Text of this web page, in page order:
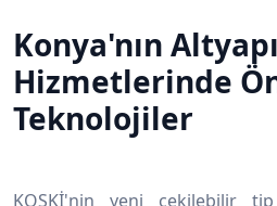
Konya'nın Altyapı
Hizmetlerinde
Teknolojiler
KOSKİ'nin yeni çekilebilir